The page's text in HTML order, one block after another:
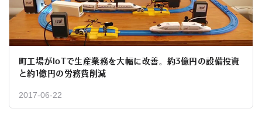
町工場がIoTで生産業務を大幅に改善。約3億円の設備投資
と約1億円の労務費削減
2017-06-22